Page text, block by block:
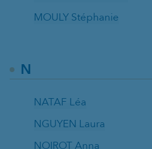
MOULY Stéphanie
N
NATAF Léa
NGUYEN Laura
NOIROT Anna